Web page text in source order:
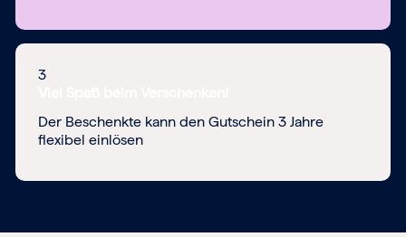
3
Der Beschenkte kann den Gutschein 3 Jahre
flexibel einlösen